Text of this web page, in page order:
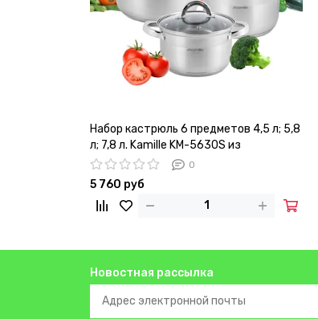
Набор кастрюль 6 предметов 4,5 л; 5,8
л; 7,8 л. Kamille KM-5630S из
нержавеющей стали
0
5 760 руб
Новостная рассылка